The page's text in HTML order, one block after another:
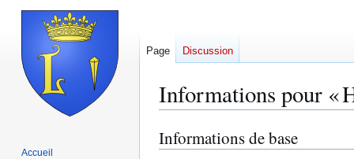
Informations pour «
Aller
à
Aller
à
Informations de base
Page Discussion
Accueil